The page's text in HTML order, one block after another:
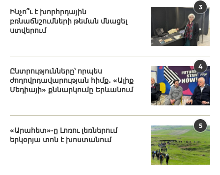
3
Ինչո՞ւ է խորհրդային
բռնաճնշումների թեման մնացել
ստվերում
4
Ընտրությունները՝ որպես
ժողովրդավարության հիմք․ «Ալիք
Մեդիայի» քննարկումը Երևանում
5
«Արահետ»-ը Լոռու լեռներում
երկօրյա տոն է խոստանում